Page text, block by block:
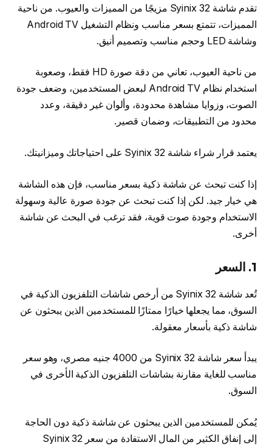
تقدم شاشة Syinix 32 مزيجًا من المميزات والعيوب. من ناحية
المميزات، تتمتع بسعر مناسب ونظام التشغيل Android TV
وشاشة LED وحجم مناسب وتصميم أنيق.
من ناحية العيوب، تعاني من دقة صورة HD فقط، وصعوبة
استخدام نظام Android TV لبعض المستخدمين، وضعف جودة
الصوت، وزوايا مشاهدة محدودة، وألوان غير دقيقة، وعدد
محدود من التطبيقات، وضمان قصير.
يعتمد قرار شراء شاشة Syinix 32 على احتياجاتك وميزانيتك.
إذا كنت تبحث عن شاشة ذكية بسعر مناسب، فإن هذه الشاشة
هي خيار جيد. لكن إذا كنت تبحث عن جودة صورة عالية وسهولة
الاستخدام وجودة صوت قوية، فقد ترغب في البحث عن شاشة
أخرى.
1. السعر
تُعد شاشة Syinix 32 من أرخص شاشات التلفزيون الذكية في
السوق، مما يجعلها خيارًا ممتازًا للمستخدمين الذين يبحثون عن
شاشة ذكية بأسعار معقولة.
يبدأ سعر شاشة Syinix 32 من 4000 جنيه مصري، وهو سعر
مناسب للغاية مقارنة بشاشات التلفزيون الذكية الأخرى في
السوق.
يُمكن للمستخدمين الذين يبحثون عن شاشة ذكية دون الحاجة
إلى إنفاق الكثير من المال الاستفادة من سعر Syinix 32